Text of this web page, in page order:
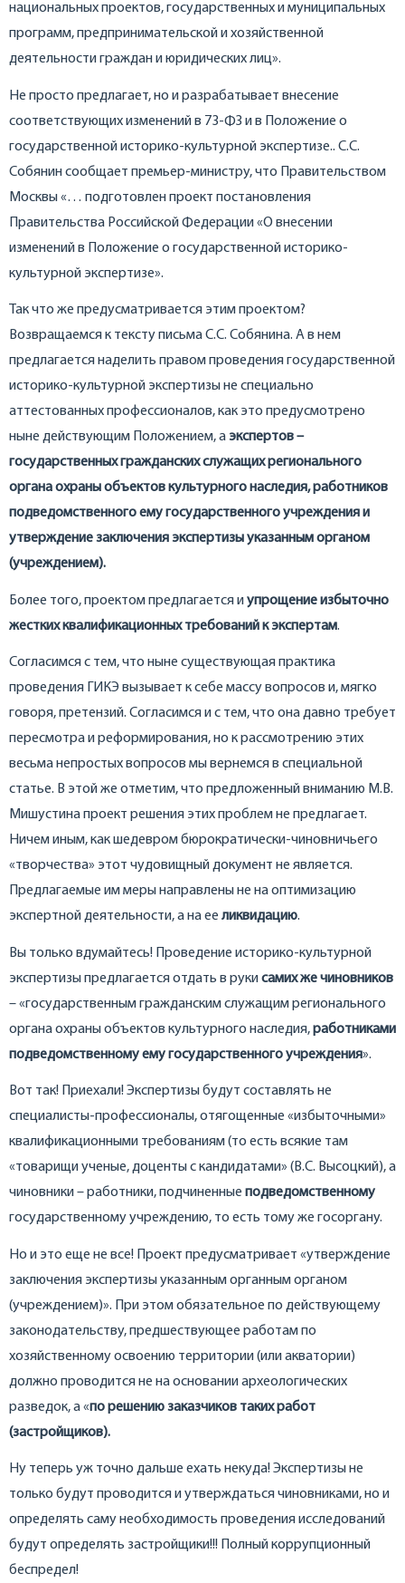
национальных проектов, государственных и муниципальных
программ, предпринимательской и хозяйственной
деятельности граждан и юридических лиц».
Не просто предлагает, но и разрабатывает внесение
соответствующих изменений в 73-ФЗ и в Положение о
государственной историко-культурной экспертизе.. С.С.
Собянин сообщает премьер-министру, что Правительством
Москвы «… подготовлен проект постановления
Правительства Российской Федерации «О внесении
изменений в Положение о государственной историко-
культурной экспертизе».
Так что же предусматривается этим проектом?
Возвращаемся к тексту письма С.С. Собянина. А в нем
предлагается наделить правом проведения государственной
историко-культурной экспертизы не специально
аттестованных профессионалов, как это предусмотрено
ныне действующим Положением, а экспертов –
государственных гражданских служащих регионального
органа охраны объектов культурного наследия, работников
подведомственного ему государственного учреждения и
утверждение заключения экспертизы указанным органом
(учреждением).
Более того, проектом предлагается иупрощение избыточно
жестких квалификационных требований к экспертам.
Согласимся с тем, что ныне существующая практика
проведения ГИКЭ вызывает к себе массу вопросов и, мягко
говоря, претензий. Согласимся и с тем, что она давно требует
пересмотра и реформирования, но к рассмотрению этих
весьма непростых вопросов мы вернемся в специальной
статье. В этой же отметим, что предложенный вниманию М.В.
Мишустина проект решения этих проблем не предлагает.
Ничем иным, как шедевром бюрократически-чиновничьего
«творчества» этот чудовищный документ не является.
Предлагаемые им меры направлены не на оптимизацию
экспертной деятельности, а на ее ликвидацию.
Вы только вдумайтесь! Проведение историко-культурной
экспертизы предлагается отдать в рукисамих же чиновников
– «государственным гражданским служащим регионального
органа охраны объектов культурного наследия,работниками
подведомственному ему государственного учреждения».
Вот так! Приехали! Экспертизы будут составлять не
специалисты-профессионалы, отягощенные «избыточными»
квалификационными требованиям (то есть всякие там
«товарищи ученые, доценты с кандидатами» (В.С. Высоцкий), а
чиновники – работники, подчиненные подведомственному
государственному учреждению, то есть тому же госоргану.
Но и это еще не все! Проект предусматривает «утверждение
заключения экспертизы указанным органным органом
(учреждением)». При этом обязательное по действующему
законодательству, предшествующее работам по
хозяйственному освоению территории (или акватории)
должно проводится не на основании археологических
разведок, а «по решению заказчиков таких работ
(застройщиков).
Ну теперь уж точно дальше ехать некуда! Экспертизы не
только будут проводится и утверждаться чиновниками, но и
определять саму необходимость проведения исследований
будут определять застройщики!!! Полный коррупционный
беспредел!